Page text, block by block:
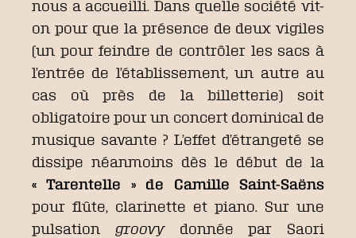
nous a accueilli. Dans quelle société vit-
on pour que la présence de deux vigiles
(un pour feindre de contrôler les sacs à
l’entrée de l’établissement, un autre au
cas où près de la billetterie) soit
obligatoire pour un concert dominical de
musique savante ? L’effet d’étrangeté se
dissipe néanmoins dès le début de la
« Tarentelle » de Camille Saint-Saëns
pour flûte, clarinette et piano. Sur une
pulsation groovydonnée par Saori